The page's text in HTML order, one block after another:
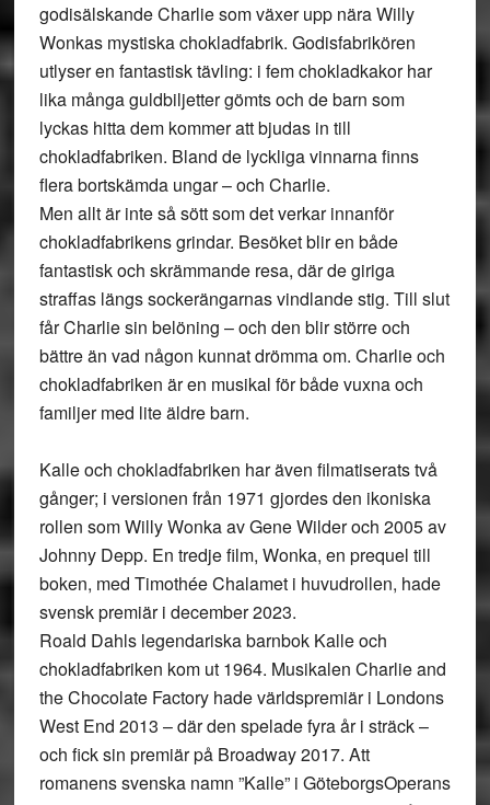
godisälskande Charlie som växer upp nära Willy
Wonkas mystiska chokladfabrik. Godisfabrikören
utlyser en fantastisk tävling: i fem chokladkakor har
lika många guldbiljetter gömts och de barn som
lyckas hitta dem kommer att bjudas in till
chokladfabriken. Bland de lyckliga vinnarna finns
flera bortskämda ungar – och Charlie.
Men allt är inte så sött som det verkar innanför
chokladfabrikens grindar. Besöket blir en både
fantastisk och skrämmande resa, där de giriga
straffas längs sockerängarnas vindlande stig. Till slut
får Charlie sin belöning – och den blir större och
bättre än vad någon kunnat drömma om. Charlie och
chokladfabriken är en musikal för både vuxna och
familjer med lite äldre barn.
Kalle och chokladfabriken har även filmatiserats två
gånger; i versionen från 1971 gjordes den ikoniska
rollen som Willy Wonka av Gene Wilder och 2005 av
Johnny Depp. En tredje film, Wonka, en prequel till
boken, med Timothée Chalamet i huvudrollen, hade
svensk premiär i december 2023.
Roald Dahls legendariska barnbok Kalle och
chokladfabriken kom ut 1964. Musikalen Charlie and
the Chocolate Factory hade världspremiär i Londons
West End 2013 – där den spelade fyra år i sträck –
och fick sin premiär på Broadway 2017. Att
romanens svenska namn ”Kalle” i GöteborgsOperans